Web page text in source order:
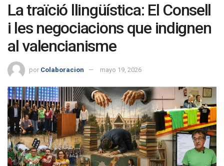
La traïció llingüística: El Consell
i les negociacions que indignen
al valencianisme
por Colaboracion mayo 19, 2026